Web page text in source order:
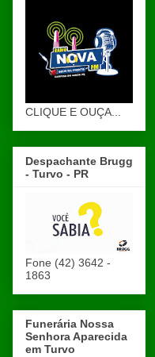
CLIQUE E OUÇA...
Despachante Brugg
- Turvo - PR
Fone (42) 3642 -
1863
Funerária Nossa
Senhora Aparecida
em Turvo